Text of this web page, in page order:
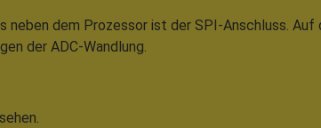
neben dem Prozessor ist der SPI-Anschluss.
der ADC-Wandlung.